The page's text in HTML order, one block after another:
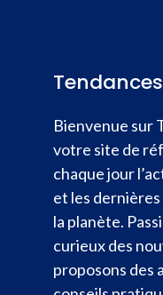
Bienvenue sur
votre site de
chaque jour
et les
la planète.
curieux des
proposons des